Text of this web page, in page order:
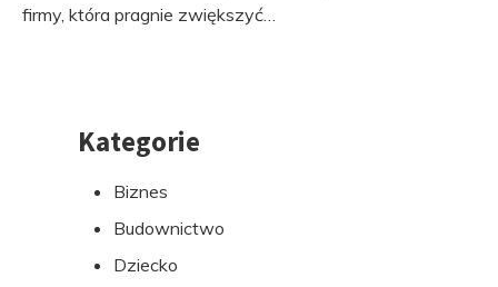
firmy, która pragnie zwiększyć…
PrzejdźKategorie
Biznes
Budownictwo
Dziecko